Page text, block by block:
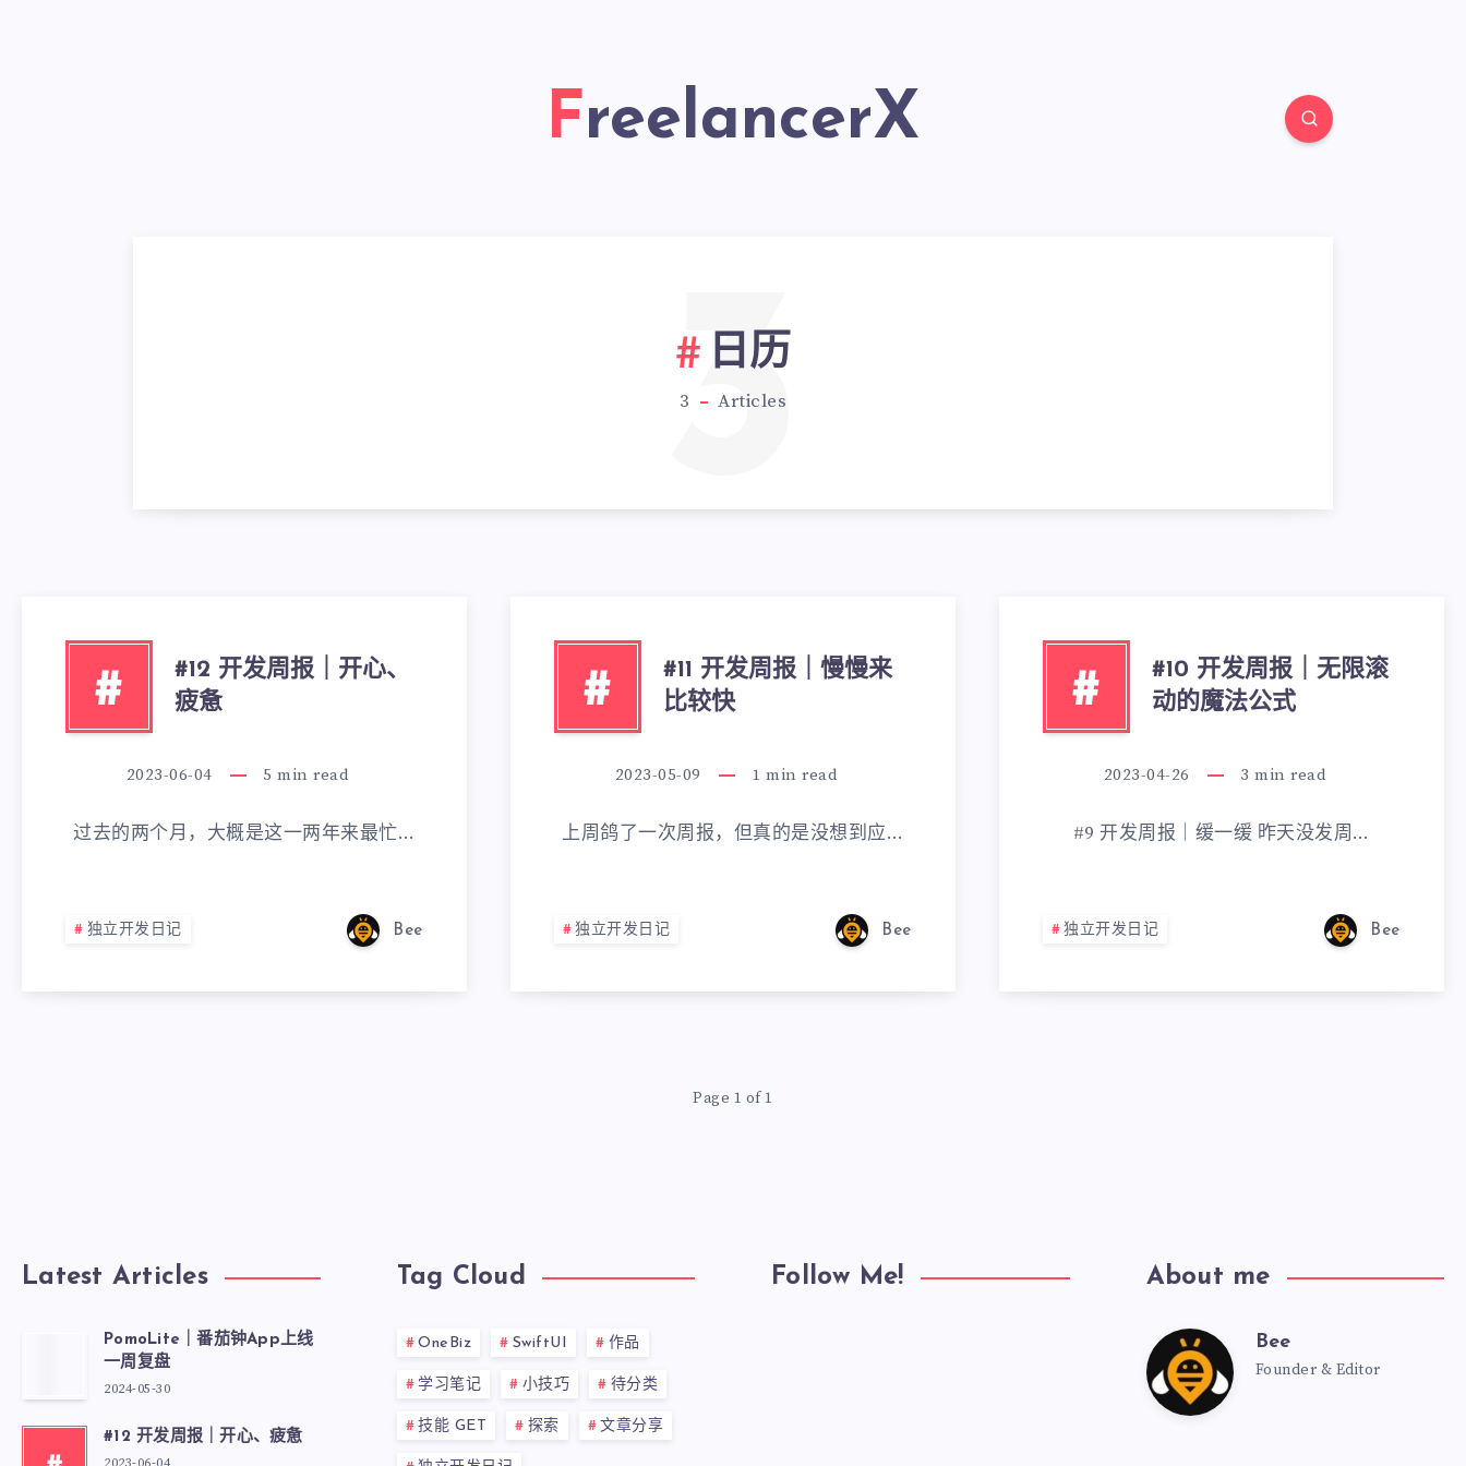
FreelancerX
日历
3 Articles
3
#
#12 开发周报｜开心、
疲惫
2023-06-04 5 min read
过去的两个月，大概是这一两年来最忙…
独立开发日记 Bee
#
#11 开发周报｜慢慢来
比较快
2023-05-09 1 min read
上周鸽了一次周报，但真的是没想到应…
独立开发日记 Bee
#
#10 开发周报｜无限滚
动的魔法公式
2023-04-26 3 min read
#9 开发周报｜缓一缓 昨天没发周…
独立开发日记 Bee
Page 1 of 1
Latest Articles
PomoLite｜番茄钟App上线
一周复盘
2024-05-30
#12 开发周报｜开心、疲惫
Tag Cloud
OneBiz SwiftUI 作品
学习笔记 小技巧 待分类
技能 GET 探索 文章分享
Follow Me! About me
Bee
Founder & Editor